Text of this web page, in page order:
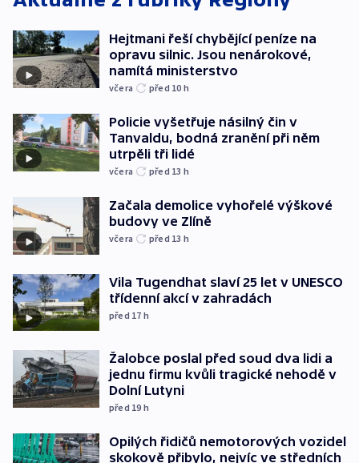
Hejtmani řeší chybějící peníze na
opravu silnic. Jsou nenárokové,
namítá ministerstvo
včera před 10 h
Policie vyšetřuje násilný čin v
Tanvaldu, bodná zranění při něm
utrpěli tři lidé
včera před 13 h
Začala demolice vyhořelé výškové
budovy ve Zlíně
včera před 13 h
Vila Tugendhat slaví 25 let v UNESCO
třídenní akcí v zahradách
před 17 h
Žalobce poslal před soud dva lidi a
jednu firmu kvůli tragické nehodě v
Dolní Lutyni
před 19 h
Opilých řidičů nemotorových vozidel
skokově přibylo, nejvíc ve středních